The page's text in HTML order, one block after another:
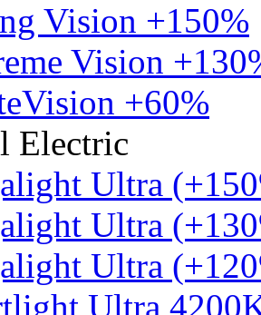
Vision +150%
Vision
+60%
Electric
Ultra
Ultra
Ultra
Ultra